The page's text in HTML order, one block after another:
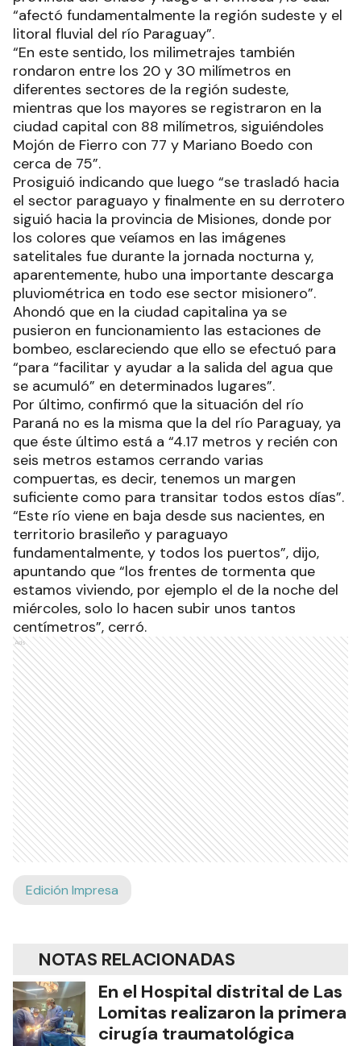
“afectó fundamentalmente la región sudeste y el
litoral fluvial del río Paraguay”.
“En este sentido, los milimetrajes también
rondaron entre los 20 y 30 milímetros en
diferentes sectores de la región sudeste,
mientras que los mayores se registraron en la
ciudad capital con 88 milímetros, siguiéndoles
Mojón de Fierro con 77 y Mariano Boedo con
cerca de 75”.
Prosiguió indicando que luego “se trasladó hacia
el sector paraguayo y finalmente en su derrotero
siguió hacia la provincia de Misiones, donde por
los colores que veíamos en las imágenes
satelitales fue durante la jornada nocturna y,
aparentemente, hubo una importante descarga
pluviométrica en todo ese sector misionero”.
Ahondó que en la ciudad capitalina ya se
pusieron en funcionamiento las estaciones de
bombeo, esclareciendo que ello se efectuó para
“para “facilitar y ayudar a la salida del agua que
se acumuló” en determinados lugares”.
Por último, confirmó que la situación del río
Paraná no es la misma que la del río Paraguay, ya
que éste último está a “4.17 metros y recién con
seis metros estamos cerrando varias
compuertas, es decir, tenemos un margen
suficiente como para transitar todos estos días”.
“Este río viene en baja desde sus nacientes, en
territorio brasileño y paraguayo
fundamentalmente, y todos los puertos”, dijo,
apuntando que “los frentes de tormenta que
estamos viviendo, por ejemplo el de la noche del
miércoles, solo lo hacen subir unos tantos
centímetros”, cerró.
Ads
Edición Impresa
NOTAS RELACIONADAS
En el Hospital distrital de Las
Lomitas realizaron la primera
cirugía traumatológica